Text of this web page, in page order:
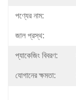
পণ্যের নাম:
জাল প্রস্থ:
প্যাকেজিং বিবরণ:
যোগানের ক্ষমতা: